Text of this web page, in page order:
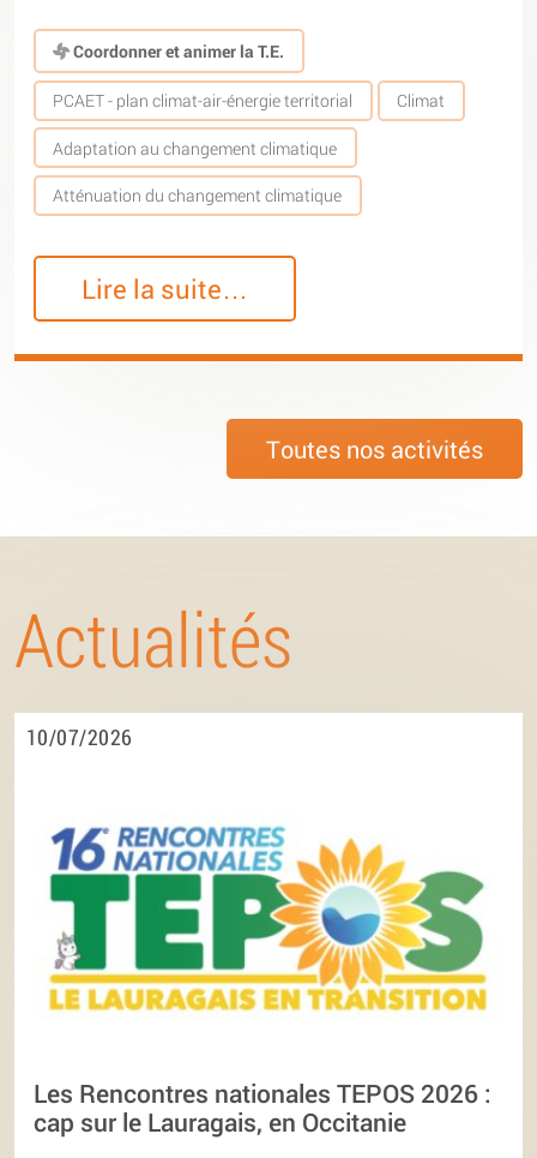
Coordonner et animer la T.E.
PCAET - plan climat-air-énergie territorial Climat
Adaptation au changement climatique
Atténuation du changement climatique
Lire la suite…
Toutes nos activités
Actualités
10/07/2026
Les Rencontres nationales TEPOS 2026 :
cap sur le Lauragais, en Occitanie